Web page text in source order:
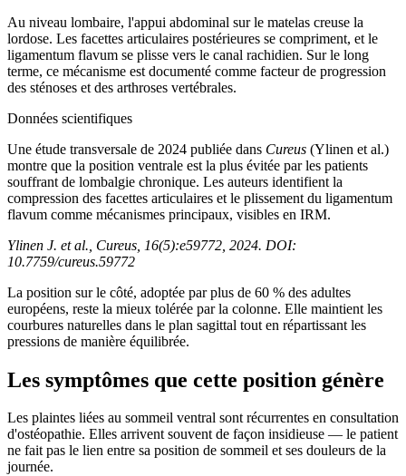
Au niveau lombaire, l'appui abdominal sur le matelas creuse la
lordose. Les facettes articulaires postérieures se compriment, et le
ligamentum flavum se plisse vers le canal rachidien. Sur le long
terme, ce mécanisme est documenté comme facteur de progression
des sténoses et des arthroses vertébrales.
Données scientifiques
Une étude transversale de 2024 publiée dans Cureus (Ylinen et al.)
montre que la position ventrale est la plus évitée par les patients
souffrant de lombalgie chronique. Les auteurs identifient la
compression des facettes articulaires et le plissement du ligamentum
flavum comme mécanismes principaux, visibles en IRM.
Ylinen J. et al., Cureus , 16(5):e59772, 2024. DOI:
10.7759/cureus.59772
La position sur le côté, adoptée par plus de 60 % des adultes
européens, reste la mieux tolérée par la colonne. Elle maintient les
courbures naturelles dans le plan sagittal tout en répartissant les
pressions de manière équilibrée.
Les symptômes que cette position génère
Les plaintes liées au sommeil ventral sont récurrentes en consultation
d'ostéopathie. Elles arrivent souvent de façon insidieuse — le patient
ne fait pas le lien entre sa position de sommeil et ses douleurs de la
journée.